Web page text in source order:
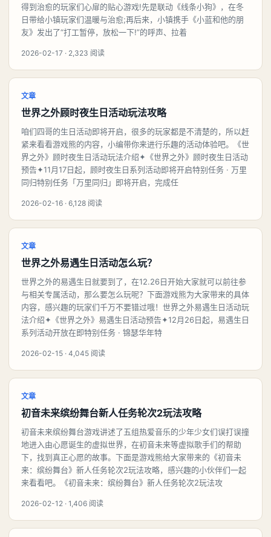
得到治愈的玩家们心扉的贴心游戏!先是联动《线条小狗》，在冬
日带给小镇玩家们温暖与治愈;再后来，小镇携手《小蓝和他的朋
友》发出了“打工暂停，放松一下!”的呼声、拉着
2026-02-17 · 2,323 阅读
文章
世界之外顾时夜生日活动玩法攻略
咱们四哥的生日活动即将开启，很多的玩家都是不清楚的，所以赶
紧来看看游戏熊的内容，小编带你来进行乐趣的活动体验吧。《世
界之外》顾时夜生日活动玩法介绍✦《世界之外》顾时夜生日活动
预告✦11月17日起，顾时夜生日系列活动即将开启特别任务 · 万里
同归特别任务「万里同归」即将开启，完成任
2026-02-16 · 6,128 阅读
文章
世界之外易遇生日活动怎么玩？
世界之外的易遇生日就要到了，在12.26日开始大家就可以前往参
与相关专属活动，那么要怎么玩呢？下面游戏熊为大家带来的具体
内容，感兴趣的玩家们千万不要错过哦！世界之外易遇生日活动玩
法介绍✦《世界之外》易遇生日活动预告✦12月26日起，易遇生日
系列活动开放在即特别任务 · 锦瑟华年特
2026-02-15 · 4,045 阅读
文章
初音未来缤纷舞台新人任务轮次2玩法攻略
初音未来缤纷舞台游戏讲述了五组热爱音乐的少年少女们误打误撞
地进入由心愿诞生的虚拟世界，在初音未来等虚拟歌手们的帮助
下，找到真正心愿的故事。下面是游戏熊给大家带来的《初音未
来：缤纷舞台》新人任务轮次2玩法攻略，感兴趣的小伙伴们一起
来看看吧。《初音未来：缤纷舞台》新人任务轮次2玩法攻
2026-02-12 · 1,406 阅读